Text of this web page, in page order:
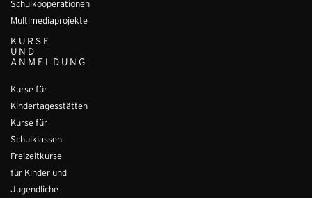
Schulkooperationen
Multimediaprojekte
KURSE
UND
ANMELDUNG
Kurse für
Kindertagesstätten
Kurse für
Schulklassen
Freizeitkurse
für Kinder und
Jugendliche